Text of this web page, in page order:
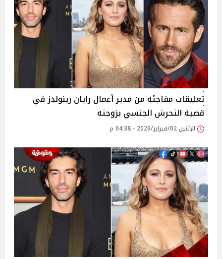
تعليقات مفاجئة من مدير أعمال رايان رينولدز في
قضية التحرش الجنسي بزوجته
الإثنين 02/فبراير/2026 - 04:38 م